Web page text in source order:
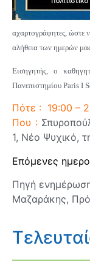
αχαρτογράφητες, ώστε
αλήθεια των ημερών
Εισηγητής, ο
Πανεπιστημίου Paris I
Πότε : 19:00 –
Που :
1, Νέο Ψυχικό,
Επόμενες
Πηγή
Μαζαράκης,